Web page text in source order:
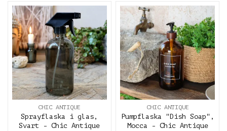
CHIC ANTIQUE
Sprayflaska i glas,
Svart - Chic Antique
CHIC ANTIQUE
Pumpflaska "Dish Soap",
Mocca - Chic Antique